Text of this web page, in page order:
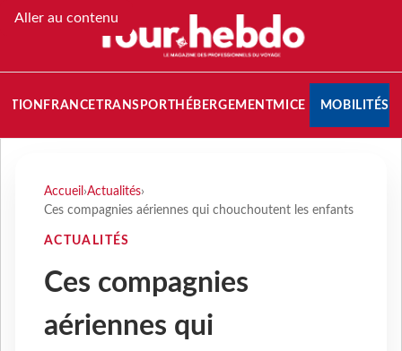
Aller au contenu
FRANCETRANSPORT HÉBERGEMENTMICE MOBILITÉS
Accueil ›Actualités›
Ces compagnies aériennes qui chouchoutent les enfants
ACTUALITÉS
Ces compagnies
aériennes qui